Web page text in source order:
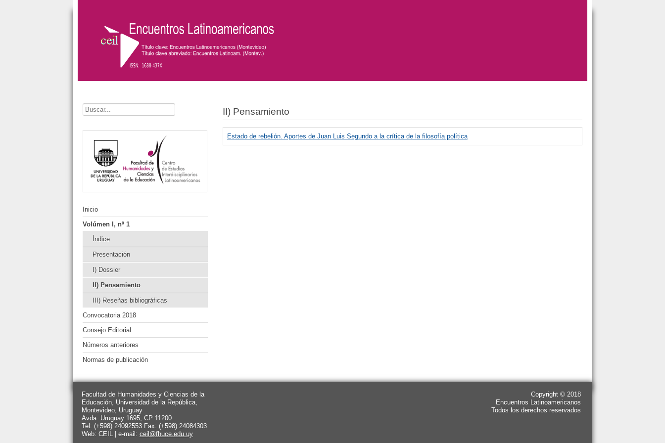
Buscar...
Inicio
Volúmen I, nº 1
Índice
Presentación
I) Dossier
II) Pensamiento
III) Reseñas bibliográficas
Convocatoria 2018
Consejo Editorial
Números anteriores
Normas de publicación
II) Pensamiento
Estado de rebelión. Aportes de Juan Luis Segundo a la crítica de la filosofía política
Facultad de Humanidades y Ciencias de la
Educación, Universidad de la República,
Montevideo, Uruguay
Avda. Uruguay 1695, CP 11200
Tel: (+598) 24092553 Fax: (+598) 24084303
Web: CEIL | e-mail: ceil@fhuce.edu.uy
Copyright © 2018
Encuentros Latinoamericanos
Todos los derechos reservados